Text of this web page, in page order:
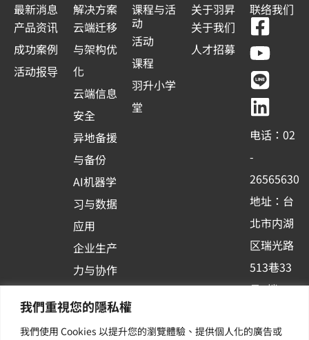
我們重視您的隱私權
我們使用 Cookies 以提升您的瀏覽體驗、提供個人化的廣告或
最新消息
产品资讯
成功案例
活动报导
解决方案
云端迁移
与架构优
化
云端信息
安全
异地备援
与备份
AI机器学
习与数据
应用
企业生产
力与协作
台应用
其他/增
课程与活
动
活动
课程
羽升小学
堂
关于羽昇
关于我们
人才招募
联络我们
F
a
c
e
b
o
o
k
-
s
q
u
a
r
Y
o
u
t
u
b
e
L
i
n
e
L
i
n
k
e
d
i
n
电话：02
-
26565630
地址：台
北市内湖
区瑞光路
513巷33
号6楼
新讯 | 提